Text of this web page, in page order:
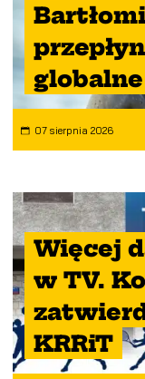
07 sierpnia 2026
Więcej
w TV.
KRRiT